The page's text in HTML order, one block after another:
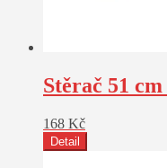
Stěrač 51
168 Kč
Detail